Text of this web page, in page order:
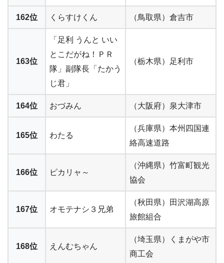
162位 くらすけくん （鳥取県）倉吉市
163位
「足利 うんと いい
とこだがね！ＰＲ
隊」副隊長「たかう
じ君」
（栃木県）足利市
164位 おづみん （大阪府）泉大津市
165位 わたる
（兵庫県）本州四国連
絡高速道路
166位 ピカリャ～
（沖縄県）竹富町観光
協会
167位 オモテナシ３兄弟
（秋田県）田沢湖高原
旅館組合
168位 えんむちゃん
（埼玉県）くまがや市
商工会